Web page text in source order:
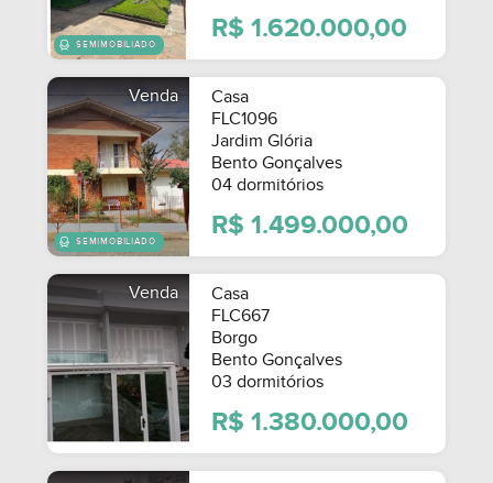
MOBILIADO
SEMIMOBILIADO
R$ 1.620.000,00
Venda
Casa
FLC1096
Jardim Glória
Bento Gonçalves
04 dormitórios
R$ 1.499.000,00
Venda
Casa
FLC667
Borgo
Bento Gonçalves
03 dormitórios
R$ 1.380.000,00